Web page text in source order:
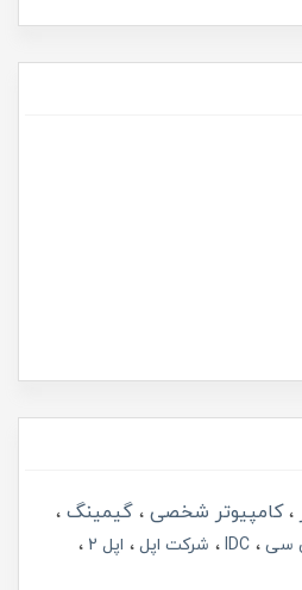
کامپیوتر شخصی
گیمینگ
سی IDC شرکت اپل
اپل 2